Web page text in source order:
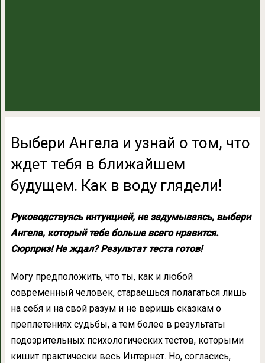
Выбери Ангела и узнай о том, что
ждет тебя в ближайшем
будущем. Как в воду глядели!
Руководствуясь интуицией, не задумываясь, выбери
Ангела, который тебе больше всего нравится.
Сюрприз! Не ждал? Результат теста готов!
Могу предположить, что ты, как и любой
современный человек, стараешься полагаться лишь
на себя и на свой разум и не веришь сказкам о
преплетениях судьбы, а тем более в результаты
подозрительных психологических тестов, которыми
кишит практически весь Интернет. Но, согласись,